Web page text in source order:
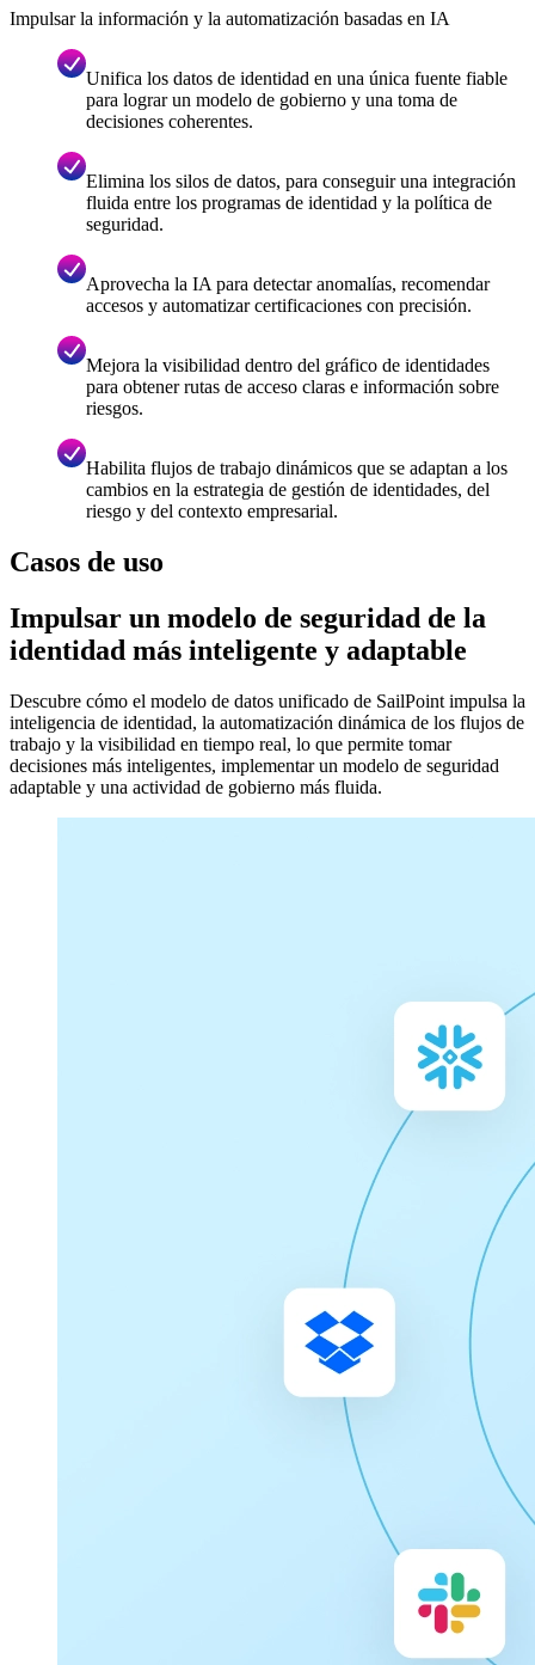
Impulsar la información y la automatización basadas en IA
Unifica los datos de identidad en una única fuente fiable
para lograr un modelo de gobierno y una toma de
decisiones coherentes.
Elimina los silos de datos, para conseguir una integración
fluida entre los programas de identidad y la política de
seguridad.
Aprovecha la IA para detectar anomalías, recomendar
accesos y automatizar certificaciones con precisión.
Mejora la visibilidad dentro del gráfico de identidades
para obtener rutas de acceso claras e información sobre
riesgos.
Habilita flujos de trabajo dinámicos que se adaptan a los
cambios en la estrategia de gestión de identidades, del
riesgo y del contexto empresarial.
Casos de uso
Impulsar un modelo de seguridad de la
identidad más inteligente y adaptable
Descubre cómo el modelo de datos unificado de SailPoint impulsa la
inteligencia de identidad, la automatización dinámica de los flujos de
trabajo y la visibilidad en tiempo real, lo que permite tomar
decisiones más inteligentes, implementar un modelo de seguridad
adaptable y una actividad de gobierno más fluida.